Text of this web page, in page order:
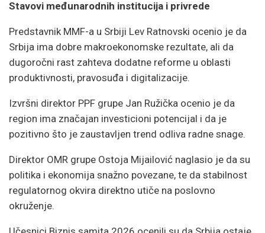
Stavovi međunarodnih institucija i privrede
Predstavnik MMF-a u Srbiji Lev Ratnovski ocenio je da
Srbija ima dobre makroekonomske rezultate, ali da
dugoročni rast zahteva dodatne reforme u oblasti
produktivnosti, pravosuđa i digitalizacije.
Izvršni direktor PPF grupe Jan Ružička ocenio je da
region ima značajan investicioni potencijal i da je
pozitivno što je zaustavljen trend odliva radne snage.
Direktor OMR grupe Ostoja Mijailović naglasio je da su
politika i ekonomija snažno povezane, te da stabilnost
regulatornog okvira direktno utiče na poslovno
okruženje.